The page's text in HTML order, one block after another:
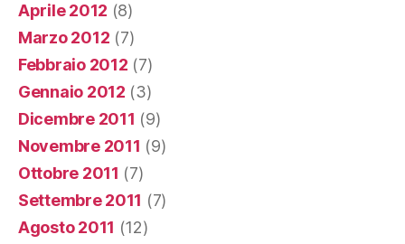
Aprile 2012 (8)
Marzo 2012 (7)
Febbraio 2012 (7)
Gennaio 2012 (3)
Dicembre 2011 (9)
Novembre 2011 (9)
Ottobre 2011 (7)
Settembre 2011 (7)
Agosto 2011 (12)